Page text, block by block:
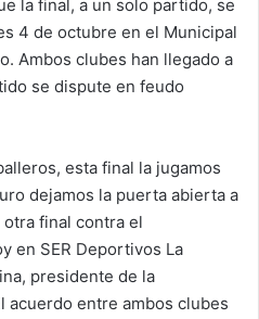
la final, a un solo partido, se
4 de octubre en el Municipal
Ambos clubes han llegado a
se dispute en feudo
esta final la jugamos
dejamos la puerta abierta a
final contra el
en SER Deportivos La
presidente de la
acuerdo entre ambos clubes